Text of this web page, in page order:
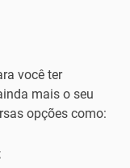
você ter
mais o seu
opções como: